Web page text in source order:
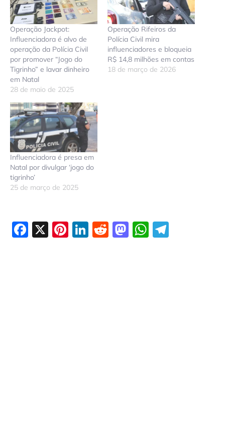
Operação Jackpot:
Influenciadora é alvo de
operação da Polícia Civil
por promover “Jogo do
Tigrinho” e lavar dinheiro
em Natal
28 de maio de 2025
Operação Rifeiros da
Polícia Civil mira
influenciadores e bloqueia
R$ 14,8 milhões em contas
18 de março de 2026
Influenciadora é presa em
Natal por divulgar ‘jogo do
tigrinho’
25 de março de 2025
Facebook
X Pinterest
LinkedIn
Reddit
Mastodon